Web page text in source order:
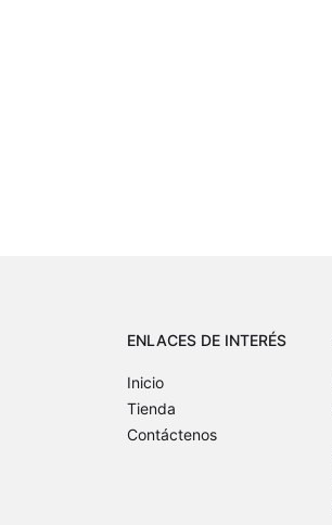
ENLACES DE INTERÉS
Inicio
Tienda
Contáctenos